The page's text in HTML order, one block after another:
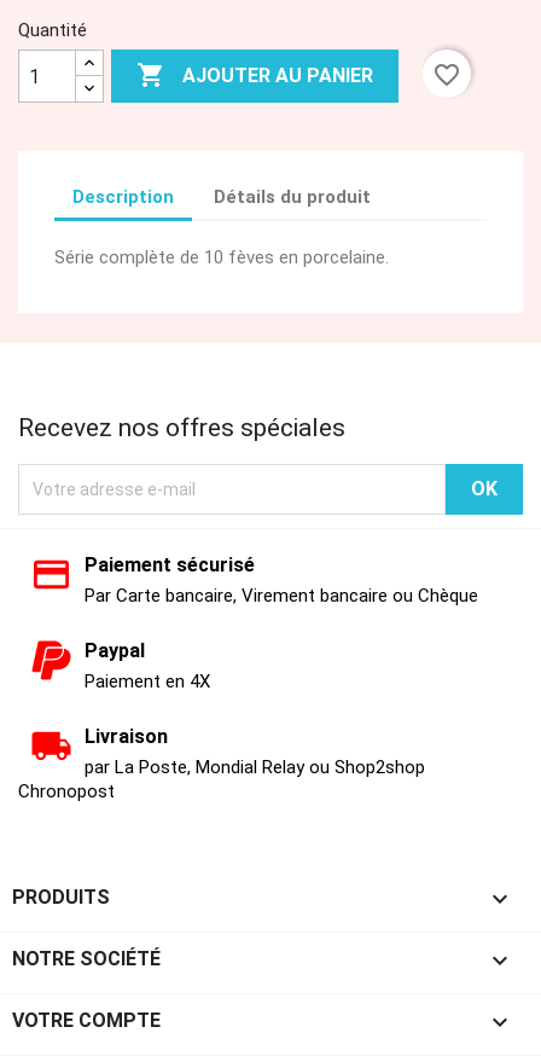
Quantité
 AJOUTER AU PANIER favorite_border
Description Détails du produit
Série complète de 10 fèves en porcelaine.
Recevez nos offres spéciales
Paiement sécurisé
Par Carte bancaire, Virement bancaire ou Chèque
Paypal
Paiement en 4X
Livraison
par La Poste, Mondial Relay ou Shop2shop
Chronopost
PRODUITS 
NOTRE SOCIÉTÉ 
VOTRE COMPTE 